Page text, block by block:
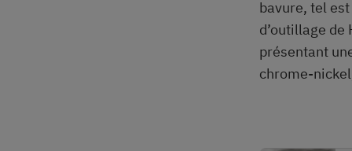
bavure, tel
d’outillage
présentant
chrome-